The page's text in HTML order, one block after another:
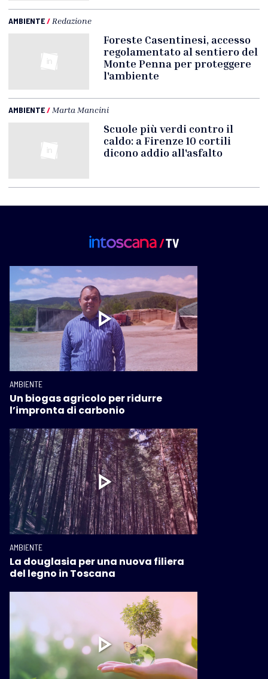
AMBIENTE/ Redazione
Foreste Casentinesi, accesso
regolamentato al sentiero del
Monte Penna per proteggere
l'ambiente
AMBIENTE/ Marta Mancini
Scuole più verdi contro il
caldo: a Firenze 10 cortili
dicono addio all'asfalto
AMBIENTE
Un biogas agricolo per ridurre
l’impronta di carbonio
AMBIENTE
La douglasia per una nuova filiera
del legno in Toscana